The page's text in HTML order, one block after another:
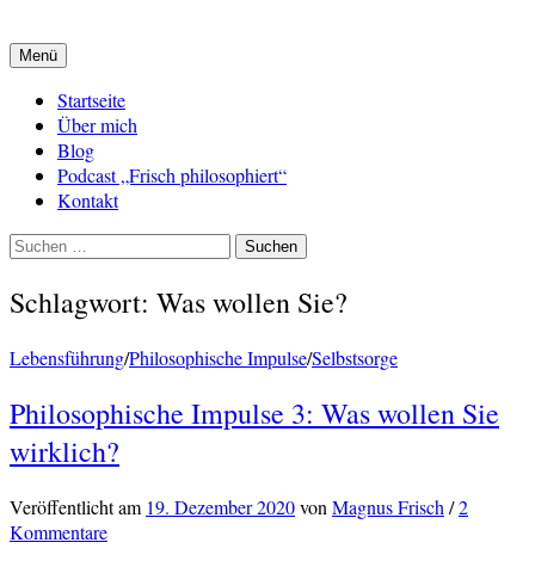
Menü
Startseite
Über mich
Blog
Podcast „Frisch philosophiert“
Kontakt
Suchen
Schlagwort: Was wollen Sie?
Lebensführung/Philosophische Impulse/Selbstsorge
Philosophische Impulse 3: Was wollen Sie
wirklich?
Veröffentlichtam 19. Dezember 2020von Magnus Frisch /2
Kommentare